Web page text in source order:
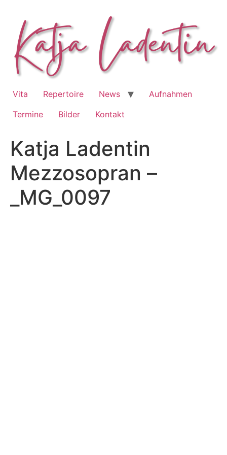
springen
Vita Repertoire News
Aufnahmen
Termine
Bilder Kontakt
Katja Ladentin
Mezzosopran –
_MG_0097